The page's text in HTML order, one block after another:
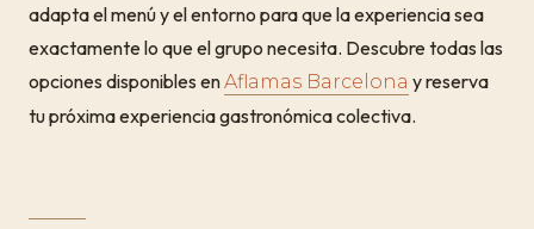
adapta el menú y el entorno para que la experiencia sea
exactamente lo que el grupo necesita. Descubre todas las
opciones disponibles enAflamas Barcelona y reserva
tu próxima experiencia gastronómica colectiva.